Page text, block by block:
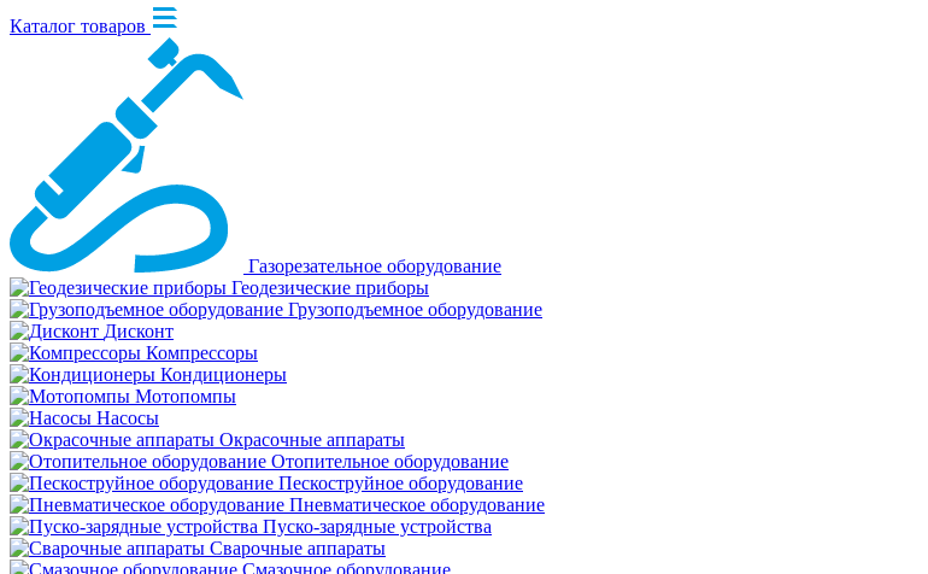
Каталог товаров
Газорезательное оборудование
Геодезические приборы
Грузоподъемное оборудование
Дисконт
Компрессоры
Кондиционеры
Мотопомпы
Насосы
Окрасочные аппараты
Отопительное оборудование
Пескоструйное оборудование
Пневматическое оборудование
Пуско-зарядные устройства
Сварочные аппараты
Смазочное оборудование